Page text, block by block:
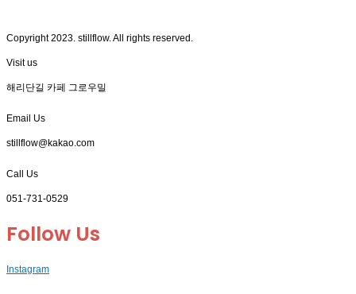
Copyright 2023. stillflow. All rights reserved.
Visit us
해리단길 카페 그로우밀
Email Us
stillflow@kakao.com
Call Us
051-731-0529
Follow Us
Instagram